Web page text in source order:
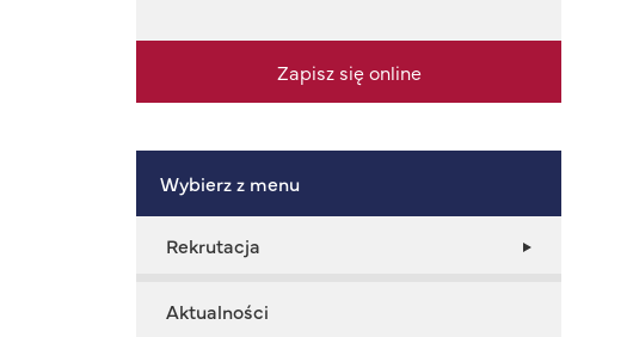
Zapisz się online
Wybierz z menu
Rekrutacja
Aktualności